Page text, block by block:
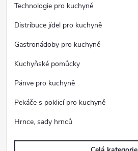
Technologie pro kuchyně
Distribuce jídel pro kuchyně
Gastronádoby pro kuchyně
Kuchyňské pomůcky
Pánve pro kuchyně
Pekáče s poklicí pro kuchyně
Hrnce, sady hrnců